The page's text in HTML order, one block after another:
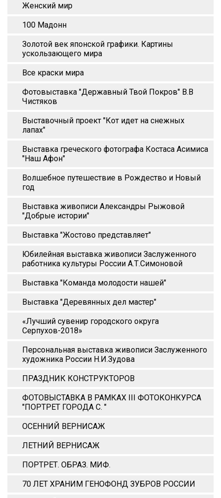
Женский мир
100 Мадонн
Золотой век японской графики. Картины
ускользающего мира
Все краски мира
Фотовыставка "Державный Твой Покров" В.В
Чистяков
Выставочный проект "Кот идет на снежных
лапах"
Выставка греческого фотографа Костаса Асимиса
"Наш Афон"
Волшебное путешествие в Рождество и Новый
год
Выставка живописи Александры Рыжовой
"Добрые истории"
Выставка "Жостово представляет"
Юбилейная выставка живописи Заслуженного
работника культуры России А.Т.Симоновой
Выставка "Команда молодости нашей"
Выставка "Деревянных дел мастер"
«Лучший сувенир городского округа
Серпухов-2018»
Персональная выставка живописи Заслуженного
художника России Н.И.Зудова
ПРАЗДНИК КОНСТРУКТОРОВ
ФОТОВЫСТАВКА В РАМКАХ III ФОТОКОНКУРСА
"ПОРТРЕТ ГОРОДА С. "
ОСЕННИЙ ВЕРНИСАЖ
ЛЕТНИЙ ВЕРНИСАЖ
ПОРТРЕТ. ОБРАЗ. МИФ.
70 ЛЕТ ХРАНИМ ГЕНОФОНД ЗУБРОВ РОССИИ